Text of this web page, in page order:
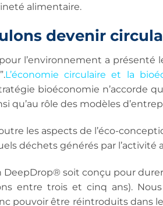
alimentaire.
devenir
l’environnement a
L’économie circulaire et la
bioéconomie n’accorde
qu’au rôle des modèles
les aspects de l’éco-
déchets générés par l’activité
DeepDrop® soit conçu pour
entre trois et cinq ans).
pouvoir être réintroduits dans